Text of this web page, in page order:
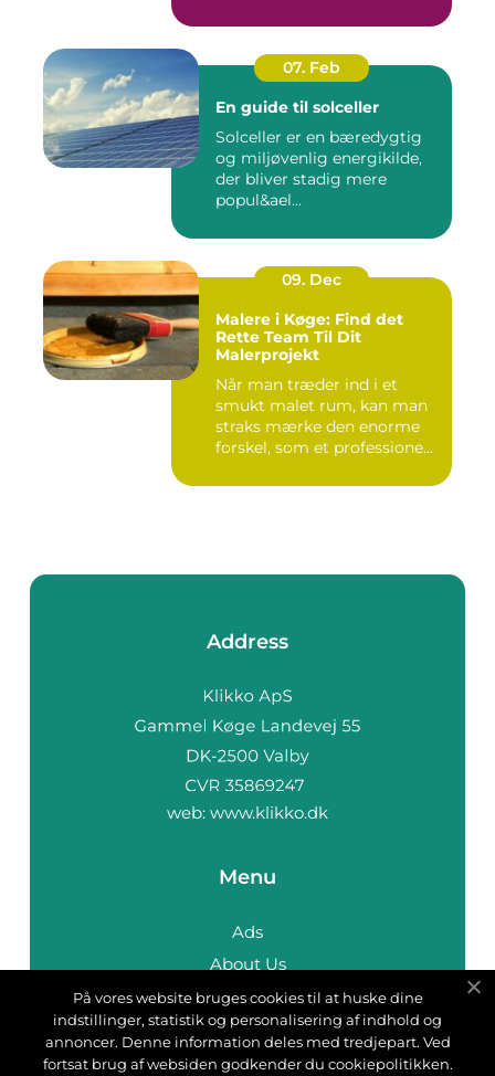
07. Feb
En guide til solceller
Solceller er en bæredygtig
og miljøvenlig energikilde,
der bliver stadig mere
popul&ael...
09. Dec
Malere i Køge: Find det
Rette Team Til Dit
Malerprojekt
Når man træder ind i et
smukt malet rum, kan man
straks mærke den enorme
forskel, som et professione...
Address
web: www.klikko.dk
Menu
Ads
About Us
Cookies
Contact
Sitemap
På vores website bruges cookies til at huske dine
indstillinger, statistik og personalisering af indhold og
annoncer. Denne information deles med tredjepart. Ved
fortsat brug af websiden godkender du cookiepolitikken.